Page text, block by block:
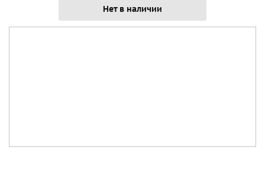
Нет в наличии